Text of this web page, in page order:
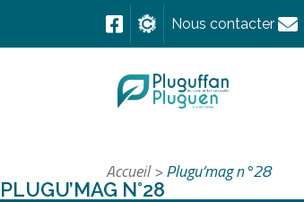
Nous contacter
Accueil>Plugu’mag n°28
PLUGU’MAG N°28